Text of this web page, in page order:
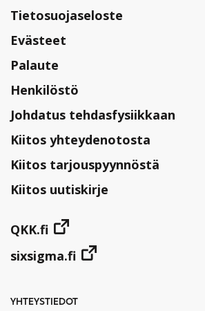
Tietosuojaseloste
Evästeet
Palaute
Henkilöstö
Johdatus tehdasfysiikkaan
Kiitos yhteydenotosta
Kiitos tarjouspyynnöstä
Kiitos uutiskirje
QKK.fi
sixsigma.fi
YHTEYSTIEDOT